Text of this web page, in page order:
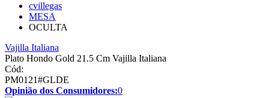
cvillegas
MESA
OCULTA
Vajilla Italiana
Plato Hondo Gold 21.5 Cm Vajilla Italiana
Cód:
PM0121#GLDE
Opinião dos Consumidores:0